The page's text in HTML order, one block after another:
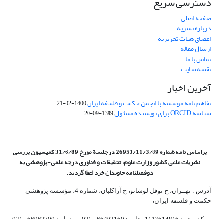
صفحه اصلی
درباره نشریه
اعضای هیات تحریریه
ارسال مقاله
تماس با ما
نقشه سایت
آخرین اخبار
تفاهم نامه موسسه با انجمن حکمت و فلسفه ایران1400-02-21
شناسه ORCID برای نویسنده مسئول 1399-09-20
براساس نامه شماره 26953/11/3/89 در جلسة مورخ 31/6/89 کمیسیون
بررسی
نشریات علمی کشور وزارت علوم، تحقیقات و فناوری درجه علمی‌-پژوهشیبه
دوفصلنامه جاویدان خرد اعطا گردید.
آدرس : تهــران، خ نوفل لوشاتو، خ آراکلیان، شماره 4،‌ مؤسسه پژوهشی
حکمت و فلسفه ایران،‌